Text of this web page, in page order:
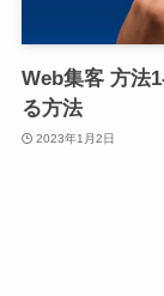
Web集客 方法
る方法
2023年1月2日